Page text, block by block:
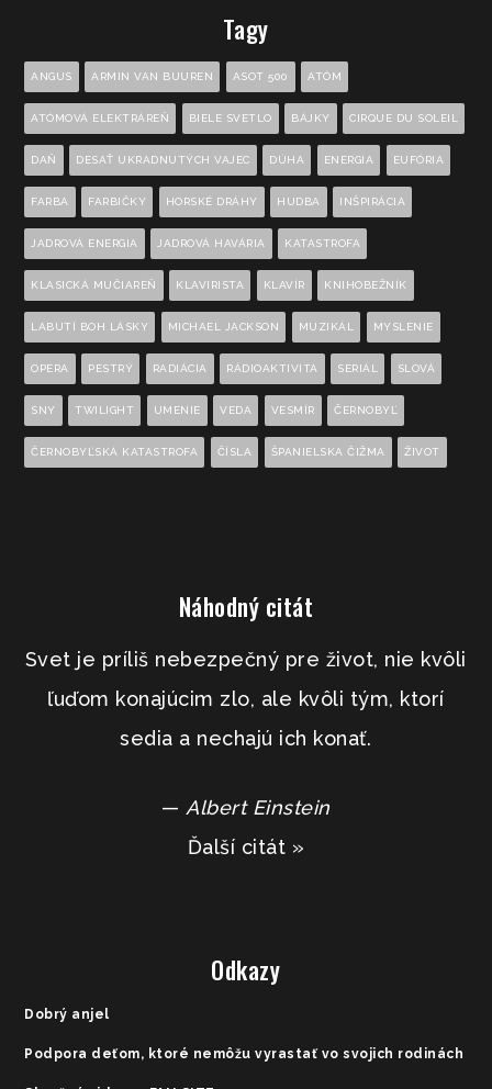
Tagy
ANGUS ARMIN VAN BUUREN ASOT 500 ATÓM
ATÓMOVÁ ELEKTRÁREŇ BIELE SVETLO BÁJKY CIRQUE DU SOLEIL
DAŇ DESAŤ UKRADNUTÝCH VAJEC DÚHA ENERGIA EUFÓRIA
FARBA FARBIČKY HORSKÉ DRÁHY HUDBA INŠPIRÁCIA
JADROVÁ ENERGIA JADROVÁ HAVÁRIA KATASTROFA
KLASICKÁ MUČIAREŇ KLAVIRISTA KLAVÍR KNIHOBEŽNÍK
LABUTÍ BOH LÁSKY MICHAEL JACKSON MUZIKÁL MYSLENIE
OPERA PESTRÝ RADIÁCIA RÁDIOAKTIVITA SERIÁL SLOVÁ
SNY TWILIGHT UMENIE VEDA VESMÍR ČERNOBYĽ
ČERNOBYĽSKÁ KATASTROFA ČÍSLA ŠPANIELSKA ČIŽMA ŽIVOT
Náhodný citát
Svet je príliš nebezpečný pre život, nie kvôli
ľuďom konajúcim zlo, ale kvôli tým, ktorí
sedia a nechajú ich konať.
— Albert Einstein
Ďalší citát »
Odkazy
Dobrý anjel
Podpora deťom, ktoré nemôžu vyrastať vo svojich rodinách